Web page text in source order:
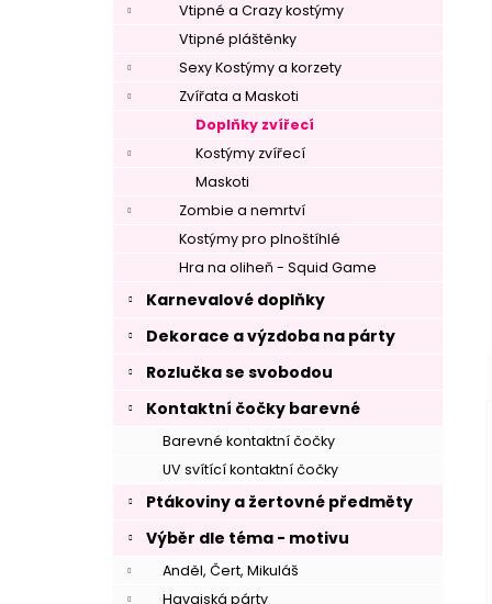
Vtipné a Crazy kostýmy
Vtipné pláštěnky
Sexy Kostýmy a korzety
Zvířata a Maskoti
Doplňky zvířecí
Kostýmy zvířecí
Maskoti
Zombie a nemrtví
Kostýmy pro plnoštíhlé
Hra na oliheň - Squid Game
Karnevalové doplňky
Dekorace a výzdoba na párty
Rozlučka se svobodou
Kontaktní čočky barevné
Barevné kontaktní čočky
UV svítící kontaktní čočky
Ptákoviny a žertovné předměty
Výběr dle téma - motivu
Anděl, Čert, Mikuláš
Havajská párty